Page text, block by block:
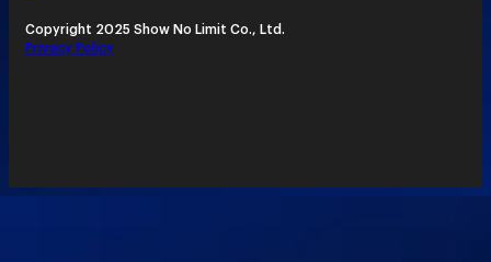
Copyright 2025 Show No Limit Co., Ltd.
Privacy Policy